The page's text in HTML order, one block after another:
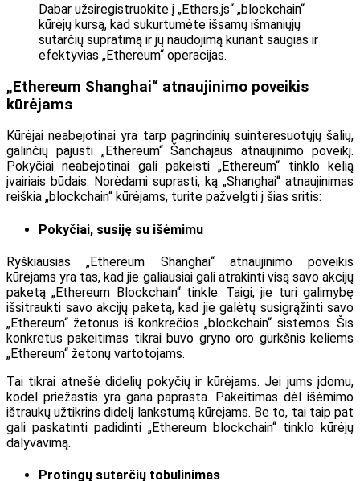
Dabar užsiregistruokite į „Ethers.js“ „blockchain“
kūrėjų kursą, kad sukurtumėte išsamų išmaniųjų
sutarčių supratimą ir jų naudojimą kuriant saugias ir
efektyvias „Ethereum“ operacijas.
„Ethereum Shanghai“ atnaujinimo poveikis
kūrėjams
Kūrėjai neabejotinai yra tarp pagrindinių suinteresuotųjų šalių,
galinčių pajusti „Ethereum“ Šanchajaus atnaujinimo poveikį.
Pokyčiai neabejotinai gali pakeisti „Ethereum“ tinklo kelią
įvairiais būdais. Norėdami suprasti, ką „Shanghai“ atnaujinimas
reiškia „blockchain“ kūrėjams, turite pažvelgti į šias sritis:
Pokyčiai, susiję su išėmimu
Ryškiausias „Ethereum Shanghai“ atnaujinimo poveikis
kūrėjams yra tas, kad jie galiausiai gali atrakinti visą savo akcijų
paketą „Ethereum Blockchain“ tinkle. Taigi, jie turi galimybę
išsitraukti savo akcijų paketą, kad jie galėtų susigrąžinti savo
„Ethereum“ žetonus iš konkrečios „blockchain“ sistemos. Šis
konkretus pakeitimas tikrai buvo gryno oro gurkšnis keliems
„Ethereum“ žetonų vartotojams.
Tai tikrai atnešė didelių pokyčių ir kūrėjams. Jei jums įdomu,
kodėl priežastis yra gana paprasta. Pakeitimas dėl išėmimo
ištraukų užtikrins didelį lankstumą kūrėjams. Be to, tai taip pat
gali paskatinti padidinti „Ethereum blockchain“ tinklo kūrėjų
dalyvavimą.
Protingų sutarčių tobulinimas